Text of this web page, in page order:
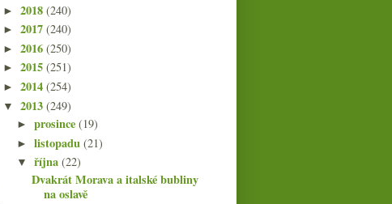
► 2018 (240)
► 2017 (240)
► 2016 (250)
► 2015 (251)
► 2014 (254)
▼ 2013 (249)
►prosince(19)
►listopadu(21)
▼října(22)
Dvakrát Morava a italské bubliny
na oslavě